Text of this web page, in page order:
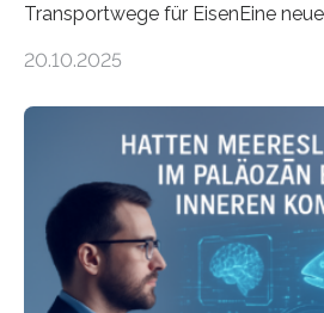
Transportwege für EisenEine
Umweltwissenschaften der
Stoffkreislauf im Ozean prägen.
mit dem Titel „Iron’s Irony“ ist in
& Environment erschienen. Die
Forschungsergebnisse
neu, um zu erklären, wie Eisen,
Systemen freigesetzt wird, über
20.10.2025